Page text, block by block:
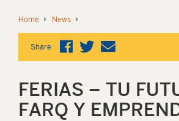
Home News
Share
FERIAS – TU
FARQ Y